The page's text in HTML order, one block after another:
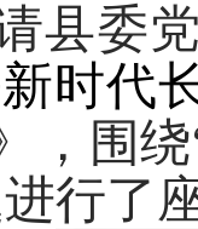
县委
时代
，围绕
行了